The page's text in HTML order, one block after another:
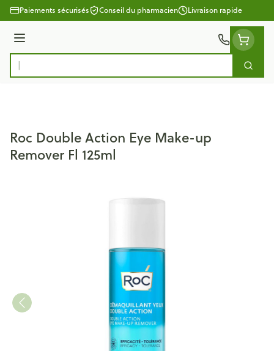
Aller au contenu
Paiements sécurisés Conseil du pharmacien Livraison rapide
Menu
Rechercher
Roc Double Action Eye Make-up
Remover Fl 125ml